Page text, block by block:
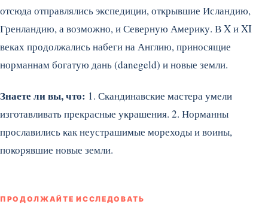
отсюда отправлялись экспедиции, открывшие Исландию,
Гренландию, а возможно, и Северную Америку. В X и XI
веках продолжались набеги на Англию, приносящие
норманнам богатую дань (danegeld) и новые земли.
Знаете ли вы, что: 1. Скандинавские мастера умели
изготавливать прекрасные украшения. 2. Норманны
прославились как неустрашимые мореходы и воины,
покорявшие новые земли.
ПРОДОЛЖАЙТЕ ИССЛЕДОВАТЬ